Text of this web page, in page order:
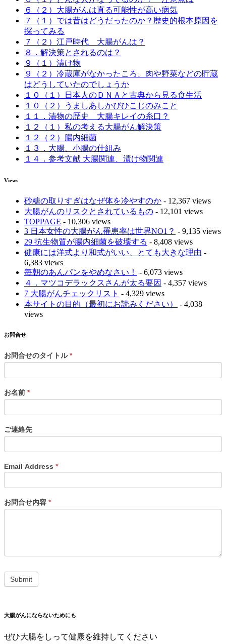
６（２）大腸がんは直る可能性が高い病気
７（１）では昔はどうだったのか？歴史的根本原因を
探ってみる
７（２）江戸時代 大腸がんは？
８．解決策とされるのは？
９（１）漬け物
９（２）冷蔵庫がなかったころ、肉や野菜などの貯蔵
はどうしていたのでしょうか
１０（１）日本人のＤＮＡと古典から見る食生活
１０（２）うましあしかびひこじのみこと
１１．漬物の歴史 大腸キレイの糸口？
１２（１）私の考える大腸がん解決策
１２（２）腸内細菌
１３．大腸、小腸の仕組み
１４．参考文献 大腸関連、漬け物関連
Views
砂糖の取りすぎはなぜ体を冷やすのか - 12,367 views
大腸がんのリスクとされているもの - 12,101 views
TOPPAGE - 10,306 views
3 日本女性の大腸がん罹患率は世界NO1？ - 9,135 views
29 抗生物質が腸内細菌を破壊する - 8,408 views
健康には洋式より和式がいい、とても大きな理由 -
6,383 views
毎朝のあんパンをやめなさい！
- 6,073 views
４．マツコデラックスさんが太る要因 - 4,357 views
7 大腸がんチェックリスト - 4,329 views
本サイトの目的（最初にお読みください）
- 4,038
views
お問合せ
お問合せのタイトル*
お名前 *
ご連絡先
Email Address *
お問合せ内容 *
大腸がんにならないためにも
ぜひ大腸をしって健康を維持してください